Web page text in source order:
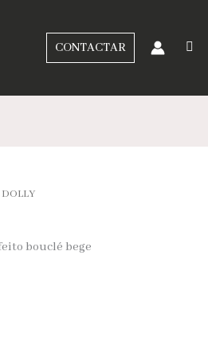
CONTACTAR
bouclé bege